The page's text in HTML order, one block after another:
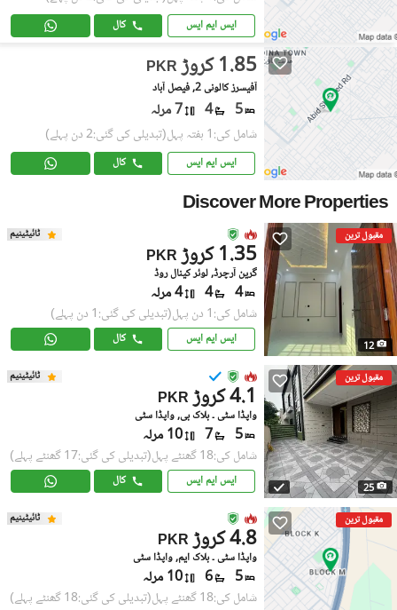
ایس ایم ایس کال
PKR 1.85 کروڑ
آفیسرز کالونی 2, فیصل آباد
5
4 7 مرلہ
شامل کی:1 ہفتہ پہل (تبدیلی کی گئی:2 دن پہلے)
ایس ایم ایس کال
Discover More Properties
مقبول ترین
12
ٹائیٹینیم
PKR 1.35 کروڑ
گرین آرچرڈ, لوئر کینال روڈ
4
4 4 مرلہ
شامل کی:1 دن پہل (تبدیلی کی گئی:1 دن پہلے)
ایس ایم ایس کال
مقبول ترین
25
ٹائیٹینیم
PKR 4.1 کروڑ
واپڈا سٹی ۔ بلاک بی, واپڈا سٹی
5
7 10 مرلہ
شامل کی:18 گھنٹے پہل (تبدیلی کی گئی:17 گھنٹے پہلے)
ایس ایم ایس کال
مقبول ترین ٹائیٹینیم
PKR 4.8 کروڑ
واپڈا سٹی ۔ بلاک ایم, واپڈا سٹی
5
6 10 مرلہ
شامل کی:18 گھنٹے پہل (تبدیلی کی گئی:18 گھنٹے پہلے)